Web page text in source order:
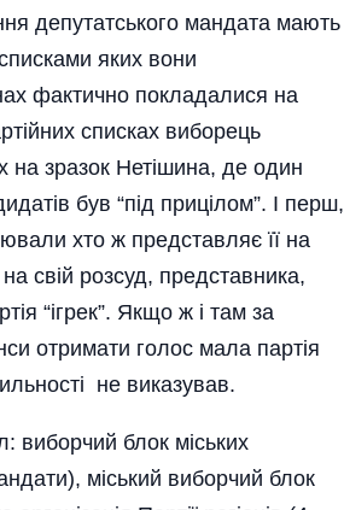
депутатського мандата мають
яких вони
фактично покладалися на
списках виборець
на зразок Нетішина, де один
був “під прицілом”. І перш,
хто ж представляє її на
свій розсуд, представника,
“ігрек”. Якщо ж і там за
отримати голос мала партія
не виказував.
виборчий блок міських
міський виборчий блок